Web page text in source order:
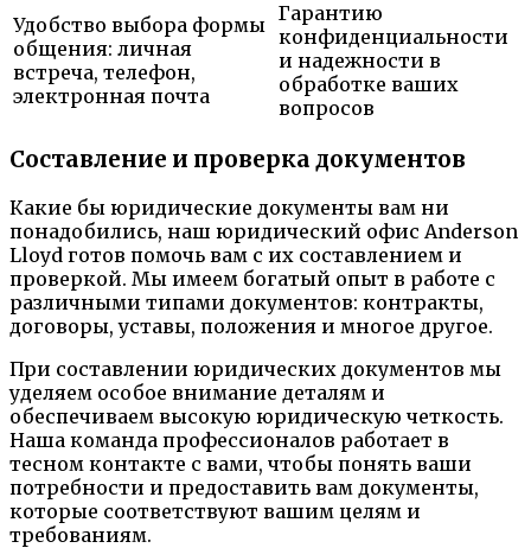
Удобство выбора формы
общения: личная
встреча, телефон,
электронная почта
Гарантию
конфиденциальности
и надежности в
обработке ваших
вопросов
Составление и проверка документов
Какие бы юридические документы вам ни
понадобились, наш юридический офис Anderson
Lloyd готов помочь вам с их составлением и
проверкой. Мы имеем богатый опыт в работе с
различными типами документов: контракты,
договоры, уставы, положения и многое другое.
При составлении юридических документов мы
уделяем особое внимание деталям и
обеспечиваем высокую юридическую четкость.
Наша команда профессионалов работает в
тесном контакте с вами, чтобы понять ваши
потребности и предоставить вам документы,
которые соответствуют вашим целям и
требованиям.